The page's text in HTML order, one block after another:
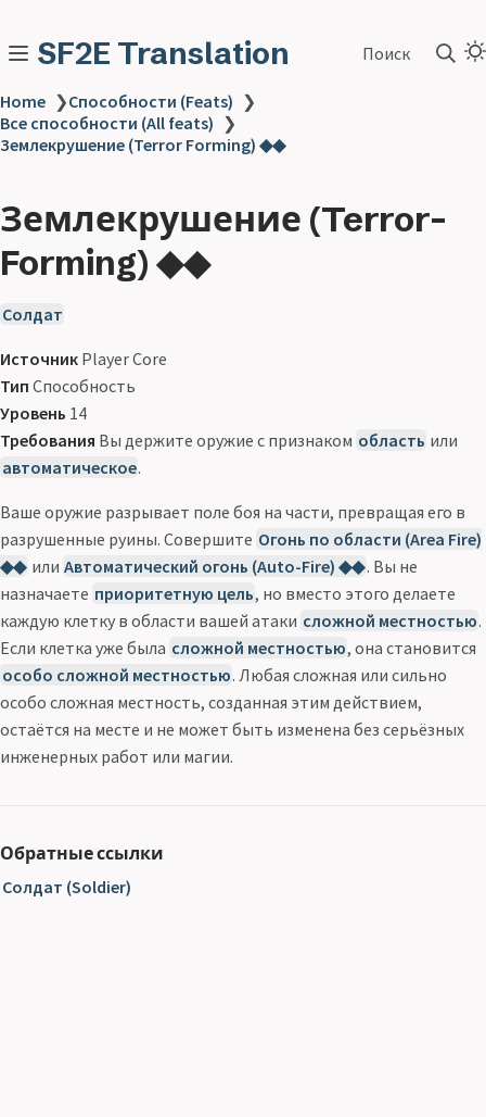
SF2E Translation Поиск
Home ❯Способности (Feats) ❯
Все способности (All feats) ❯
Землекрушение (Terror Forming) ◆◆
Землекрушение (Terror-
Forming) ◆◆
Солдат
Источник Player Core
Тип Способность
Уровень 14
Требования Вы держите оружие с признаком область или
автоматическое.
Ваше оружие разрывает поле боя на части, превращая его в
разрушенные руины. Совершите Огонь по области (Area Fire)
◆◆ или Автоматический огонь (Auto-Fire) ◆◆. Вы не
назначаете приоритетную цель, но вместо этого делаете
каждую клетку в области вашей атаки сложной местностью.
Если клетка уже была сложной местностью, она становится
особо сложной местностью. Любая сложная или сильно
особо сложная местность, созданная этим действием,
остаётся на месте и не может быть изменена без серьёзных
инженерных работ или магии.
Обратные ссылки
Солдат (Soldier)